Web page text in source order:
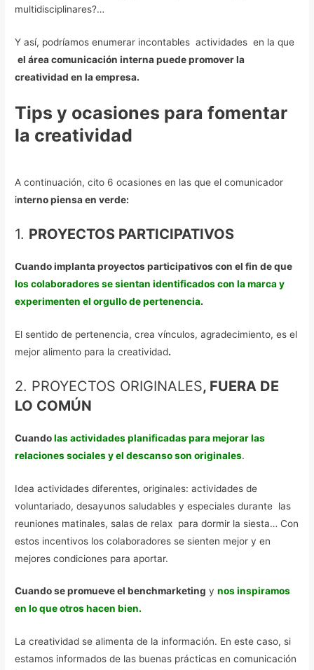
multidisciplinares?…
Y así, podríamos enumerar incontables actividades en la que
el área comunicación interna puede promover la
creatividad en la empresa.
Tips y ocasiones para fomentar
la creatividad
A continuación, cito 6 ocasiones en las que el comunicador
interno piensa en verde:
1. PROYECTOS PARTICIPATIVOS
Cuando implanta proyectos participativos con el fin de que
los colaboradores se sientan identificados con la marca y
experimenten el orgullo de pertenencia.
El sentido de pertenencia, crea vínculos, agradecimiento, es el
mejor alimento para la creatividad.
2. PROYECTOS ORIGINALES, FUERA DE
LO COMÚN
Cuandolas actividades planificadas para mejorar las
relaciones sociales y el descanso son originales.
Idea actividades diferentes, originales: actividades de
voluntariado, desayunos saludables y especiales durante las
reuniones matinales, salas de relax para dormir la siesta… Con
estos incentivos los colaboradores se sienten mejor y en
mejores condiciones para aportar.
Cuando se promueve el benchmarketing ynos inspiramos
en lo que otros hacen bien.
La creatividad se alimenta de la información. En este caso, si
estamos informados de las buenas prácticas en comunicación